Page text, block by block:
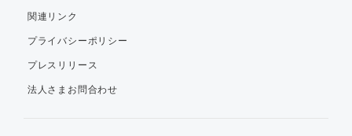
関連リンク
プライバシーポリシー
プレスリリース
法人さまお問合わせ